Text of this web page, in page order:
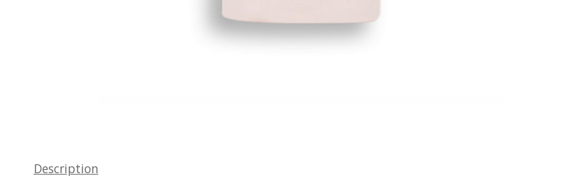
Description